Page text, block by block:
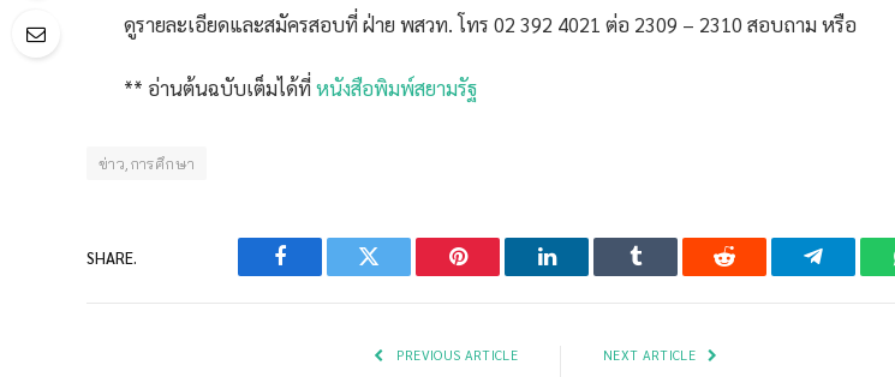
ดูรายละเอียดและสมัครสอบที่ฝ่าย พสวท. โทร 02 392 4021 ต่อ 2309 – 2310 สอบถาม หรือ
** อ่านต้นฉบับเต็มได้ที่หนังสือพิมพ์สยามรัฐ
ข่าว,การศึกษา
SHARE.
Facebook Twitter Pinterest LinkedIn Tumblr Reddit Telegram
PREVIOUS ARTICLE NEXT ARTICLE